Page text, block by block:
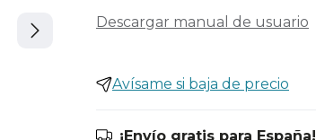
Descargar manual de usuario
Avísame si baja de precio
¡Envío gratis para España!